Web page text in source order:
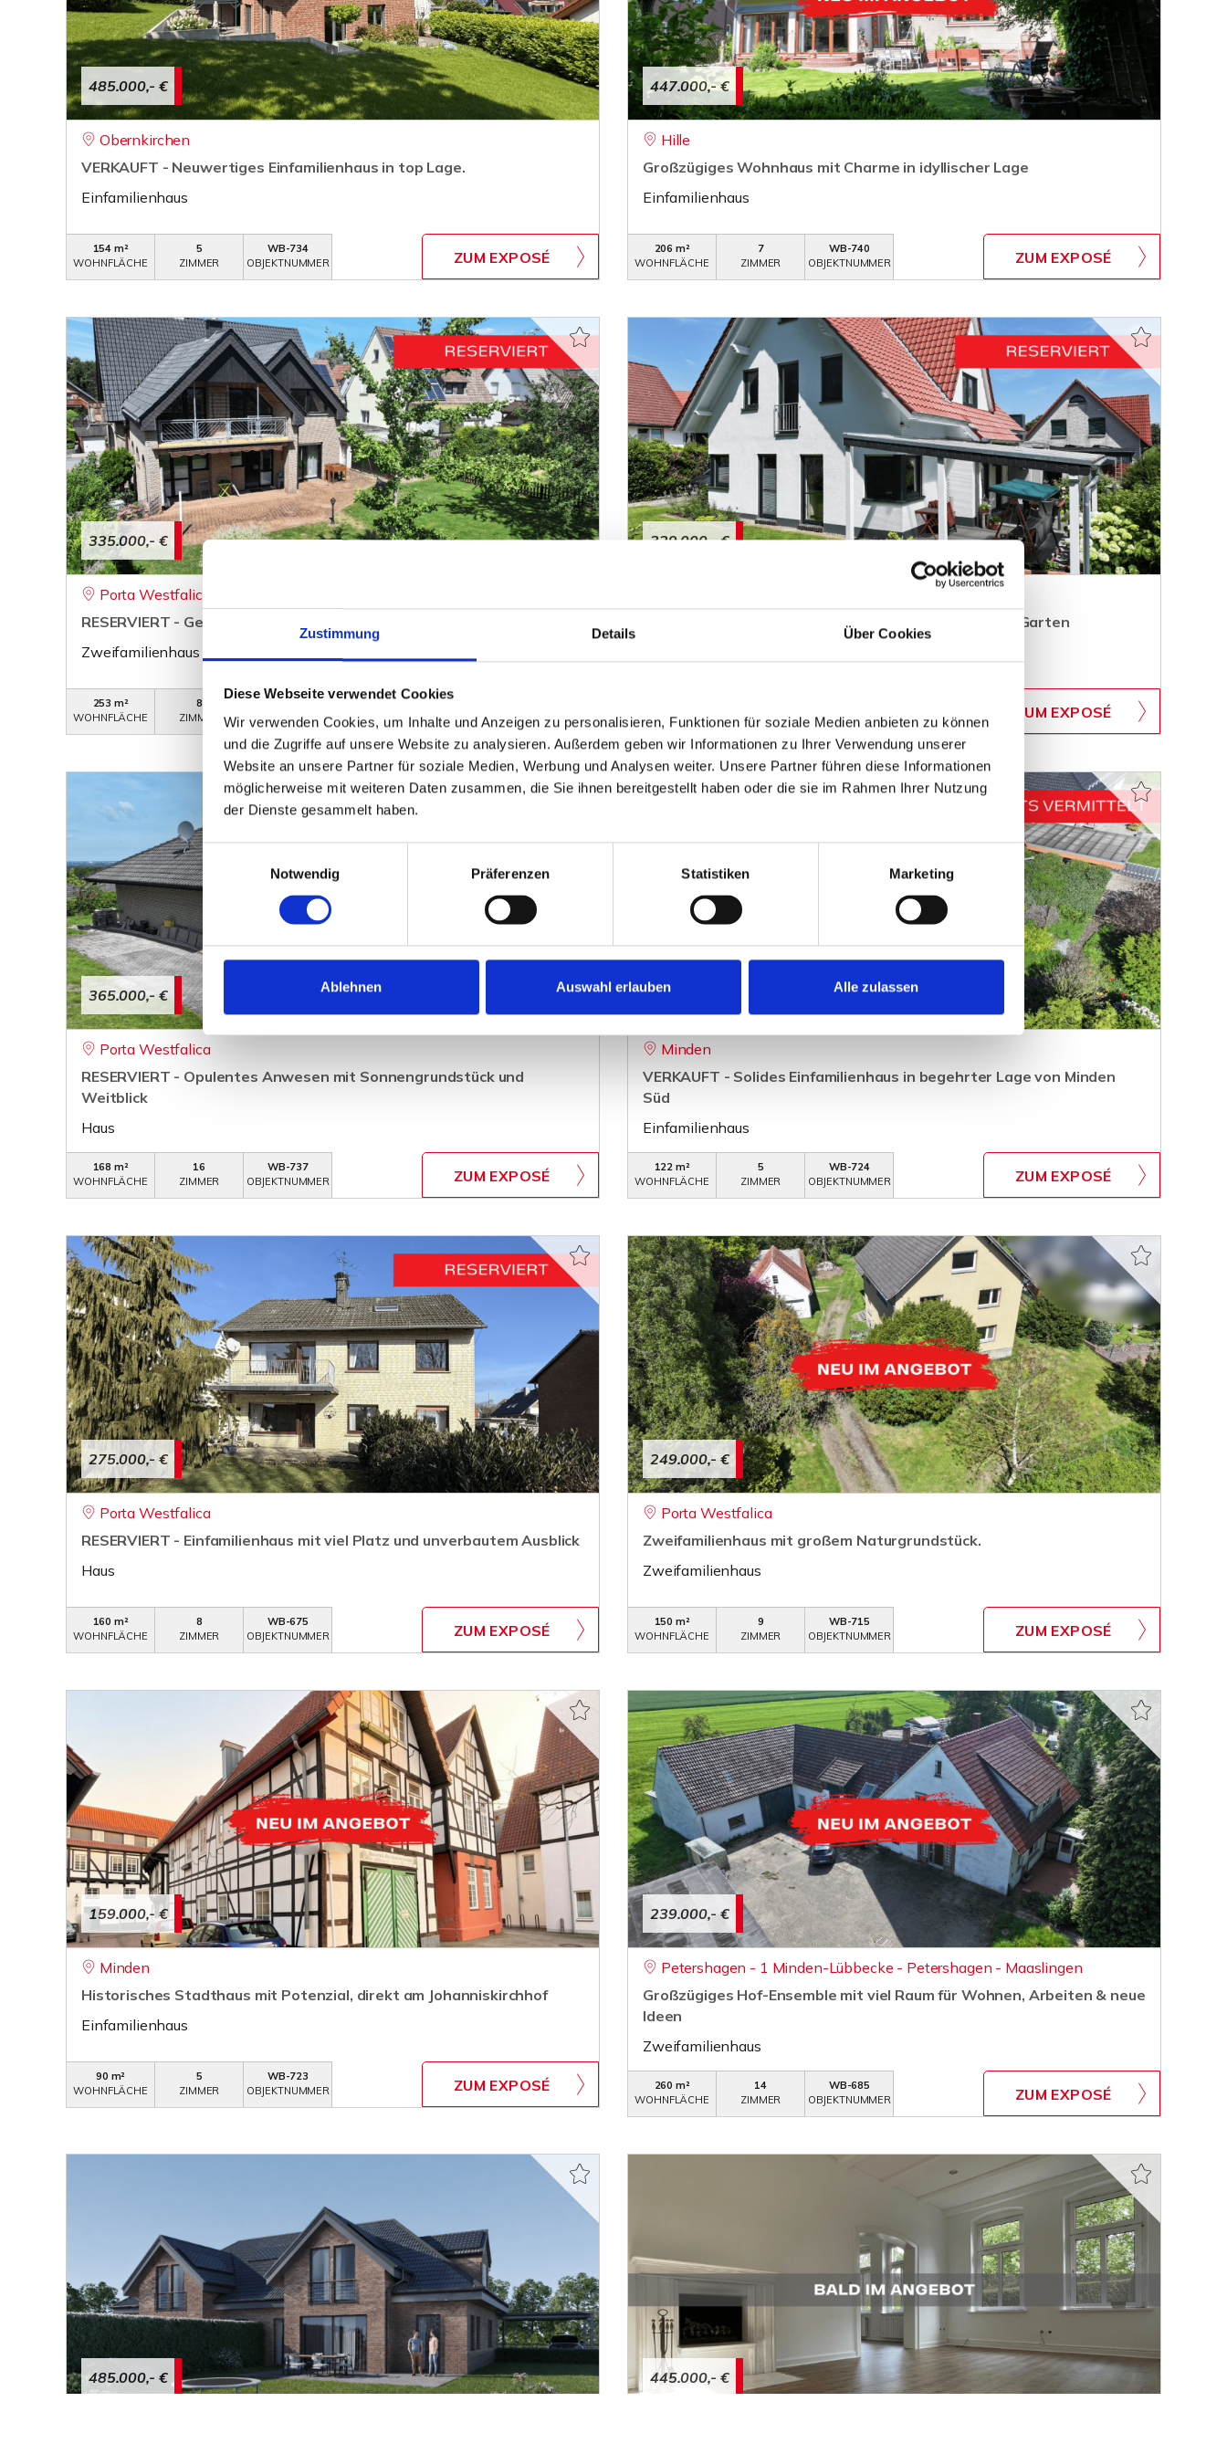
Zustimmung Details Über Cookies
Diese Webseite verwendet Cookies
Wir verwenden Cookies, um Inhalte und Anzeigen zu personalisieren, Funktionen für soziale Medien anbieten zu können
und die Zugriffe auf unsere Website zu analysieren. Außerdem geben wir Informationen zu Ihrer Verwendung unserer
Website an unsere Partner für soziale Medien, Werbung und Analysen weiter. Unsere Partner führen diese Informationen
möglicherweise mit weiteren Daten zusammen, die Sie ihnen bereitgestellt haben oder die sie im Rahmen Ihrer Nutzung
der Dienste gesammelt haben.
Einwilligungsauswahl
Notwendig
Präferenzen Statistiken Marketing
Ablehnen Auswahl erlauben Alle zulassen
485.000,- €
Obernkirchen
VERKAUFT - Neuwertiges Einfamilienhaus in top Lage.
Einfamilienhaus
154 m²
WOHNFLÄCHE
5
ZIMMER
WB-734
OBJEKTNUMMER
ZUM EXPOSÉ
447.000,- €
Hille
Großzügiges Wohnhaus mit Charme in idyllischer Lage
Einfamilienhaus
206 m²
WOHNFLÄCHE
7
ZIMMER
WB-740
OBJEKTNUMMER
ZUM EXPOSÉ
335.000,- €
Porta Westfalica
RESERVIERT - Gepflegtes Zweifamilienhaus in gefragter Lage
Zweifamilienhaus
253 m²
WOHNFLÄCHE
8
ZIMMER
OBJEKTNUMMER
ZUM EXPOSÉ
329.000,- €
RESERVIERT - Junges Einfamilienhaus mit idyllischem Garten
WOHNFLÄCHE
ZIMMER
OBJEKTNUMMER
ZUM EXPOSÉ
365.000,- €
Porta Westfalica
RESERVIERT - Opulentes Anwesen mit Sonnengrundstück und
Weitblick
Haus
168 m²
WOHNFLÄCHE
16
ZIMMER
WB-737
OBJEKTNUMMER
ZUM EXPOSÉ
265.000,- €
Minden
VERKAUFT - Solides Einfamilienhaus in begehrter Lage von Minden
Süd
Einfamilienhaus
122 m²
WOHNFLÄCHE
5
ZIMMER
WB-724
OBJEKTNUMMER
ZUM EXPOSÉ
275.000,- €
Porta Westfalica
RESERVIERT - Einfamilienhaus mit viel Platz und unverbautem Ausblick
Haus
160 m²
WOHNFLÄCHE
8
ZIMMER
WB-675
OBJEKTNUMMER
ZUM EXPOSÉ
249.000,- €
Porta Westfalica
Zweifamilienhaus mit großem Naturgrundstück.
Zweifamilienhaus
150 m²
WOHNFLÄCHE
9
ZIMMER
WB-715
OBJEKTNUMMER
ZUM EXPOSÉ
159.000,- €
Minden
Historisches Stadthaus mit Potenzial, direkt am Johanniskirchhof
Einfamilienhaus
90 m²
WOHNFLÄCHE
5
ZIMMER
WB-723
OBJEKTNUMMER
ZUM EXPOSÉ
239.000,- €
Petershagen - 1 Minden-Lübbecke - Petershagen - Maaslingen
Großzügiges Hof-Ensemble mit viel Raum für Wohnen, Arbeiten & neue
Ideen
Zweifamilienhaus
260 m²
WOHNFLÄCHE
14
ZIMMER
WB-685
OBJEKTNUMMER
ZUM EXPOSÉ
485.000,- € 445.000,- €